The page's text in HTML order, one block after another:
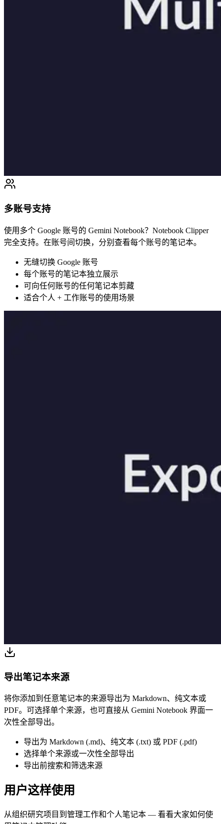
多账号支持
使用多个 Google 账号的 Gemini Notebook？Notebook Clipper
完全支持。在账号间切换，分别查看每个账号的笔记本。
无缝切换 Google 账号
每个账号的笔记本独立展示
可向任何账号的任何笔记本剪藏
适合个人 + 工作账号的使用场景
导出笔记本来源
将你添加到任意笔记本的来源导出为 Markdown、纯文本或
PDF。可选择单个来源，也可直接从 Gemini Notebook 界面一
次性全部导出。
导出为 Markdown (.md)、纯文本 (.txt) 或 PDF (.pdf)
选择单个来源或一次性全部导出
导出前搜索和筛选来源
用户这样使用
从组织研究项目到管理工作和个人笔记本 — 看看大家如何使